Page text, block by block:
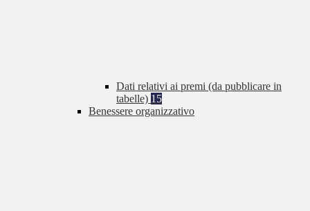
Dati relativi ai premi (da pubblicare in
tabelle) 15
Benessere organizzativo